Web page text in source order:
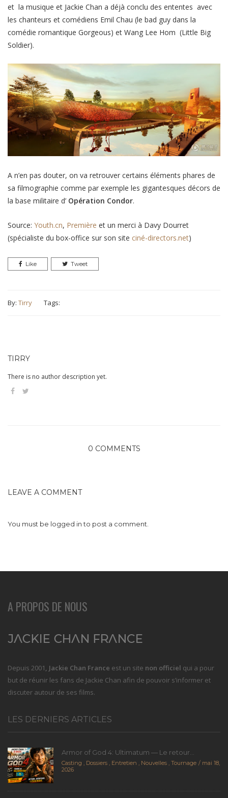
et la musique et Jackie Chan a déjà conclu des ententes avec
les chanteurs et comédiens Emil Chau (le bad guy dans la
comédie romantique Gorgeous) et Wang Lee Hom (Little Big
Soldier).
A n’en pas douter, on va retrouver certains éléments phares de
sa filmographie comme par exemple les gigantesques décors de
la base militaire d’ Opération Condor.
Source: Youth.cn, Première et un merci à Davy Dourret
(spécialiste du box-office sur son site ciné-directors.net)
Like Tweet
By: Tirry Tags:
TIRRY
There is no author description yet.
0 COMMENTS
LEAVE A COMMENT
You must be logged into post a comment.
A PROPOS DE NOUS
Depuis 2001, Jackie Chan France est un site non officiel qui a pour
but de réunir les fans de Jackie Chan afin de pouvoir s’informer et
discuter autour de ses films.
LES DERNIERS ARTICLES
Armor of God 4: Ultimatum — Le retour...
Casting , Dossiers , Entretien , Nouvelles , Tournage
mai 18,
2026